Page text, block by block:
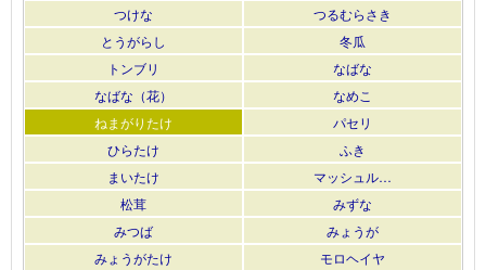
つけな
つるむらさき
とうがらし
冬瓜
トンブリ
なばな
なばな（花）
なめこ
ねまがりたけ
パセリ
ひらたけ
ふき
まいたけ
マッシュル…
松茸
みずな
みつば
みょうが
みょうがたけ
モロヘイヤ